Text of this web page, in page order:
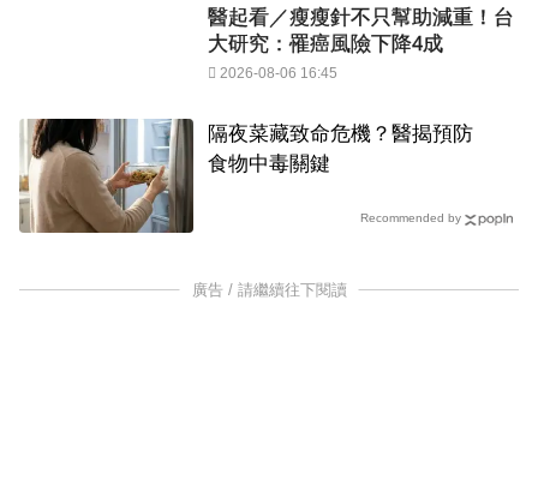
醫起看／瘦瘦針不只幫助減重！台
大研究：罹癌風險下降4成
2026-08-06 16:45
隔夜菜藏致命危機？醫揭預防
食物中毒關鍵
Recommended by
廣告 / 請繼續往下閱讀